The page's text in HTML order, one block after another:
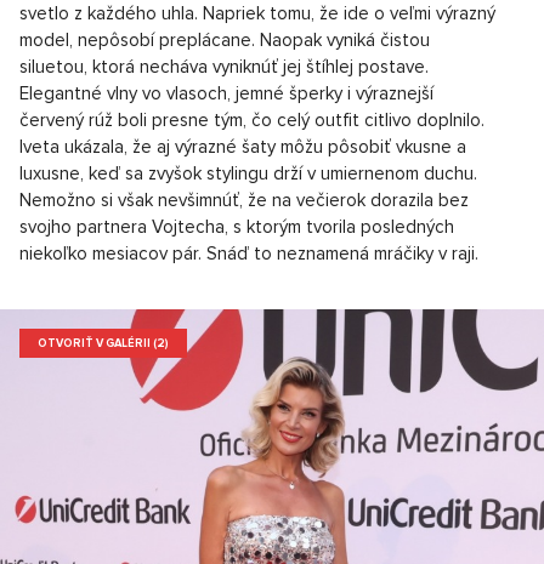
svetlo z každého uhla. Napriek tomu, že ide o veľmi výrazný
model, nepôsobí preplácane. Naopak vyniká čistou
siluetou, ktorá necháva vyniknúť jej štíhlej postave.
Elegantné vlny vo vlasoch, jemné šperky i výraznejší
červený rúž boli presne tým, čo celý outfit citlivo doplnilo.
Iveta ukázala, že aj výrazné šaty môžu pôsobiť vkusne a
luxusne, keď sa zvyšok stylingu drží v umiernenom duchu.
Nemožno si však nevšimnúť, že na večierok dorazila bez
svojho partnera Vojtecha, s ktorým tvorila posledných
niekoľko mesiacov pár. Snáď to neznamená mráčiky v raji.
OTVORIŤ V GALÉRII (2)